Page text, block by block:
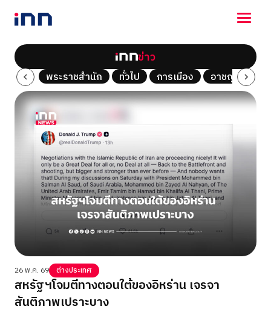
NEWS
ENTERTAINMENT
LIFESTYLE
HOROSCOPE
LOTTERY
VIDEO
ร่วมด้วยช่วยกัน
ข่าว
Tech พระราชสำนัก ทั่วไป การเมือง อาชญากรรม
26 พ.ค. 69 ต่างประเทศ
สหรัฐฯโจมตีทางตอนใต้ของอิหร่าน เจรจา
สันติภาพเปราะบาง